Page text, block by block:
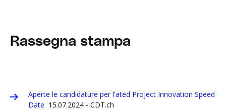
Rassegna stampa
Aperte le candidature per l'ated Project Innovation Speed
Date 15.07.2024 - CDT.ch